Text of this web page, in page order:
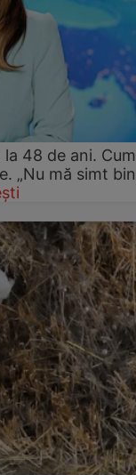
48 de ani. Cum
„Nu mă simt